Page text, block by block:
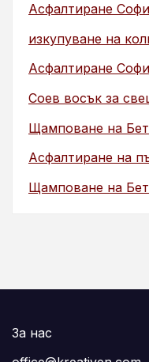
Асфалтиране
изкупуване на
Асфалтиране
Соев восък за
Щамповане на
Асфалтиране на
Щамповане на
За нас